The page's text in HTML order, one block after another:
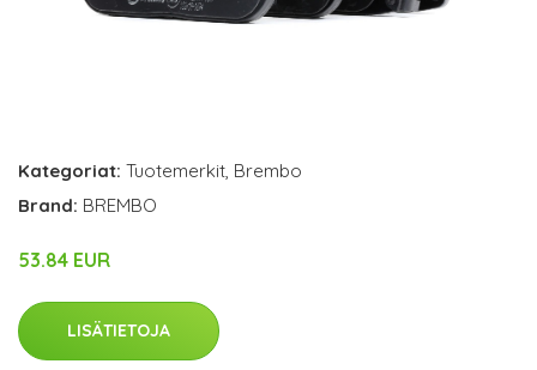
Kategoriat: Tuotemerkit Brembo
Brand: BREMBO
53.84 EUR
LISÄTIETOJA